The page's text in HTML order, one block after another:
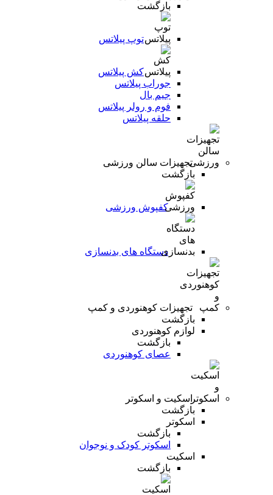
بازگشت
توپ پیلاتس
کش پیلاتس
جوراب پیلاتس
جیم بال
فوم و رولر پیلاتس
حلقه پیلاتس
تجهیزات سالن ورزشی
بازگشت
کفپوش ورزشی
دستگاه های بدنسازی
تجهیزات کوهنوردی و کمپ
بازگشت
لوازم کوهنوردی
بازگشت
عصای کوهنوردی
اسکیت و اسکوتر
بازگشت
اسکوتر
بازگشت
اسکوتر کودک و نوجوان
اسکیت
بازگشت